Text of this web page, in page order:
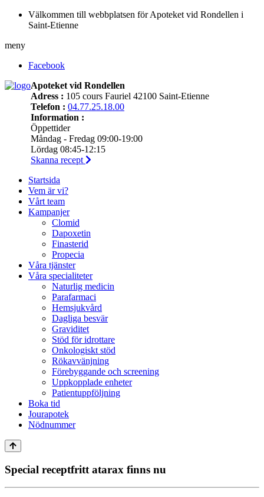
Välkommen till webbplatsen för Apoteket vid Rondellen i
Saint-Etienne
meny
Facebook
Apoteket vid Rondellen
Adress : 105 cours Fauriel 42100 Saint-Etienne
Telefon : 04.77.25.18.00
Information :
Öppettider
Måndag - Fredag 09:00-19:00
Lördag 08:45-12:15
Skanna recept
Startsida
Vem är vi?
Vårt team
Kampanjer
Clomid
Dapoxetin
Finasterid
Propecia
Våra tjänster
Våra specialiteter
Naturlig medicin
Parafarmaci
Hemsjukvård
Dagliga besvär
Graviditet
Stöd för idrottare
Onkologiskt stöd
Rökavvänjning
Förebyggande och screening
Uppkopplade enheter
Patientuppföljning
Boka tid
Jourapotek
Nödnummer
Special receptfritt atarax finns nu